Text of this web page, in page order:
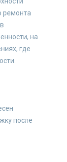
ремонта
на
где
после